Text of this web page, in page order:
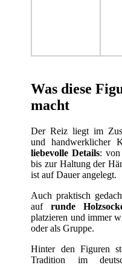
Was diese
macht
Der Reiz liegt im
und handwerklicher
liebevolle Details: von
bis zur Haltung der
ist auf Dauer angelegt.
Auch praktisch
aufrunde
platzieren und immer
oder als Gruppe.
Hinter den Figuren
Tradition im